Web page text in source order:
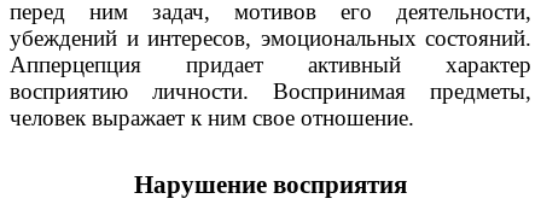
перед ним задач, мотивов его деятельности,
убеждений и интересов, эмоциональных состояний.
Апперцепция придает активный характер
восприятию личности. Воспринимая предметы,
человек выражает к ним свое отношение.
Нарушение восприятия